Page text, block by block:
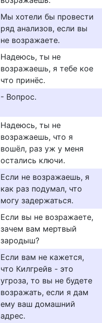
Мы хотели бы провести
ряд анализов, если вы
не возражаете.
Надеюсь, ты не
возражаешь, я тебе кое
что принёс.
- Вопрос.
Надеюсь, ты не
возражаешь, что я
вошёл, раз уж у меня
остались ключи.
Если не возражаешь, я
как раз подумал, что
могу задержаться.
Если вы не возражаете,
зачем вам мертвый
зародыш?
Если вам не кажется,
что Килгрейв - это
угроза, то вы не будете
возражать, если я дам
ему ваш домашний
адрес.